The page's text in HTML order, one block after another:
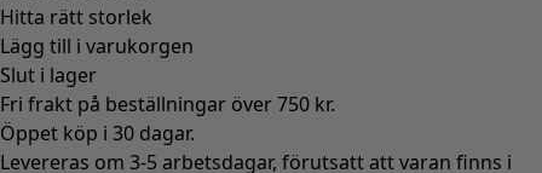
Hitta rätt storlek
Lägg till i varukorgen
Slut i lager
Fri frakt på beställningar över 750 kr.
Öppet köp i 30 dagar.
Levereras om 3-5 arbetsdagar, förutsatt att varan finns i